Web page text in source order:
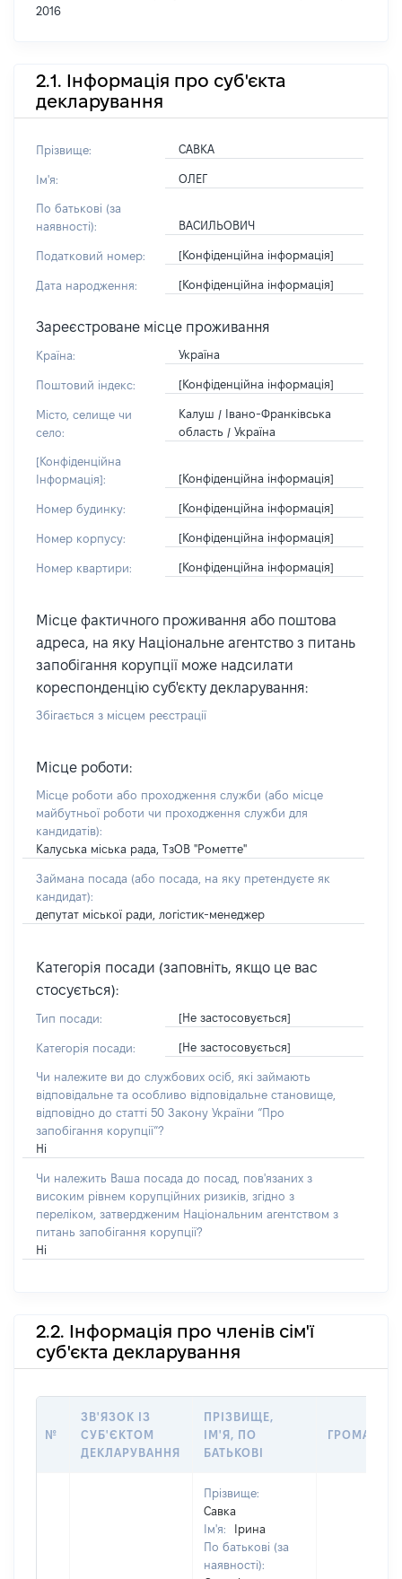
2016
2.1. Інформація про суб'єкта
декларування
Прізвище: САВКА
Ім'я: ОЛЕГ
По батькові (за
наявності):
ВАСИЛЬОВИЧ
Податковий номер: [Конфіденційна інформація]
Дата народження: [Конфіденційна інформація]
Зареєстроване місце проживання
Країна: Україна
Поштовий індекс: [Конфіденційна інформація]
Місто, селище чи
село:
Калуш / Івано-Франківська
область / Україна
[Конфіденційна
Інформація]:
[Конфіденційна інформація]
Номер будинку: [Конфіденційна інформація]
Номер корпусу: [Конфіденційна інформація]
Номер квартири: [Конфіденційна інформація]
Місце фактичного проживання або поштова
адреса, на яку Національне агентство з питань
запобігання корупції може надсилати
кореспонденцію суб'єкту декларування:
Збігається з місцем реєстрації
Місце роботи:
Місце роботи або проходження служби (або місце
майбутньої роботи чи проходження служби для
кандидатів):
Калуська міська рада, ТзОВ "Рометте"
Займана посада (або посада, на яку претендуєте як
кандидат):
депутат міської ради, логістик-менеджер
Категорія посади (заповніть, якщо це вас
стосується):
Тип посади: [Не застосовується]
Категорія посади: [Не застосовується]
Чи належите ви до службових осіб, які займають
відповідальне та особливо відповідальне становище,
відповідно до статті 50 Закону України “Про
запобігання корупції”?
Ні
Чи належить Ваша посада до посад, пов'язаних з
високим рівнем корупційних ризиків, згідно з
переліком, затвердженим Національним агентством з
питань запобігання корупції?
Ні
2.2. Інформація про членів сім'ї
суб'єкта декларування
№
ЗВ'ЯЗОК ІЗ
СУБ'ЄКТОМ
ДЕКЛАРУВАННЯ
ПРІЗВИЩЕ,
ІМ'Я, ПО
БАТЬКОВІ
Прізвище:
Савка
Ім'я:
Ірина
По батькові (за
наявності):